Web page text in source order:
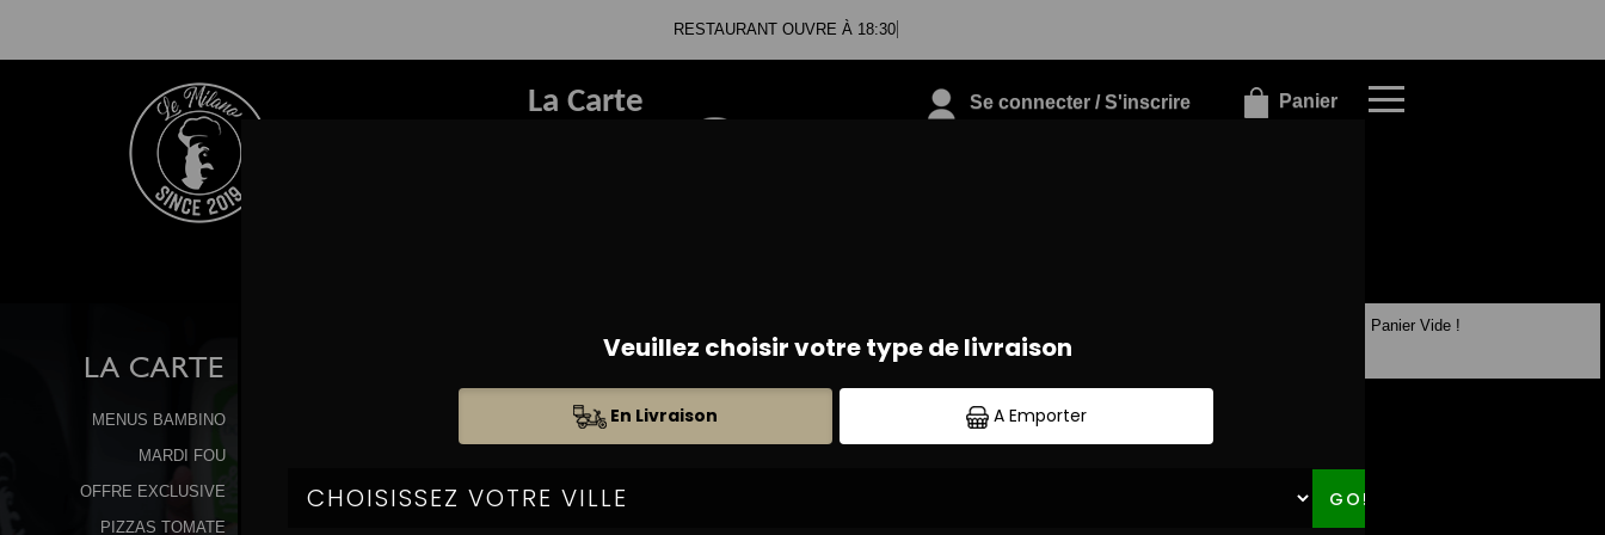
RESTAURANT OUVRE À 18:30
La Carte Se connecter / S'inscrire Panier
×
LA CARTE
MENUS BAMBINO
MARDI FOU
OFFRE EXCLUSIVE
PIZZAS TOMATE
MENUS BAMBINO Panier Vide !